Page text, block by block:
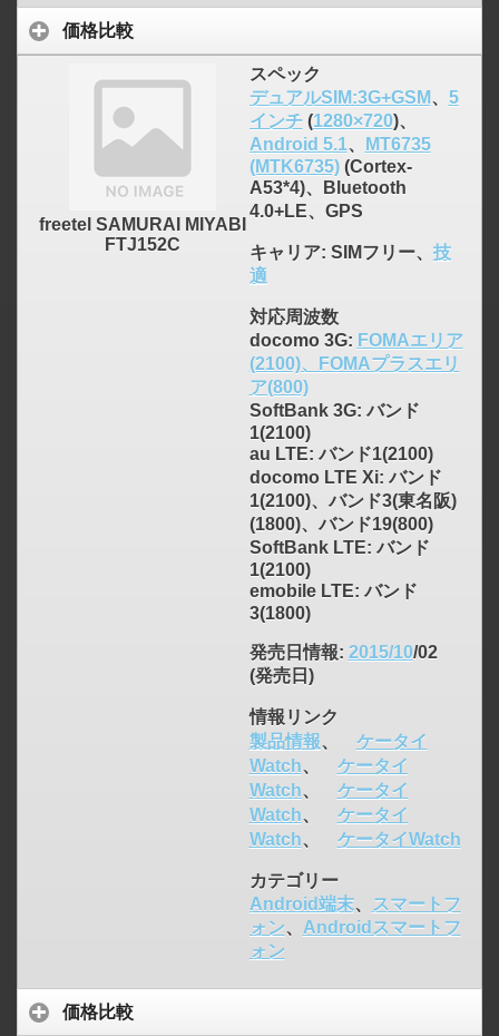
価格比較
freetel SAMURAI MIYABI
FTJ152C
スペック
デュアルSIM:3G+GSM、 5
インチ(1280×720)、
Android 5.1、
MT6735
(MTK6735)(Cortex-
A53*4)、Bluetooth
4.0+LE、GPS
キャリア: SIMフリー、 技
適
対応周波数
docomo 3G: FOMAエリア
(2100)、FOMAプラスエリ
ア(800)
SoftBank 3G: バンド
1(2100)
au LTE: バンド1(2100)
docomo LTE Xi: バンド
1(2100)、バンド3(東名阪)
(1800)、バンド19(800)
SoftBank LTE: バンド
1(2100)
emobile LTE: バンド
3(1800)
発売日情報: 2015/10/02
(発売日)
情報リンク
製品情報、
ケータイ
Watch、
ケータイ
Watch、
ケータイ
Watch、
ケータイ
Watch、 ケータイWatch
カテゴリー
Android端末、
スマートフ
ォン、 Androidスマートフ
ォン
価格比較
click to expand contents